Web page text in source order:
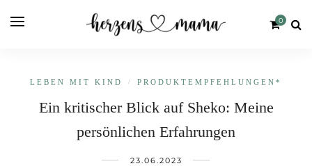
0
LEBEN MIT KIND / PRODUKT­EMPFEHLUNGEN*
Ein kritischer Blick auf Sheko: Meine
persönlichen Erfahrungen
23.06.2023